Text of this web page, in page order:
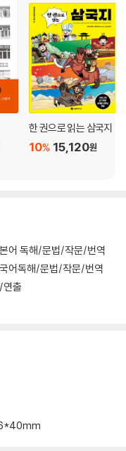
한 권으로 읽는 삼국지
15,120원
10%
어 독해/문법/작문/번역
어독해/문법/작문/번역
연출